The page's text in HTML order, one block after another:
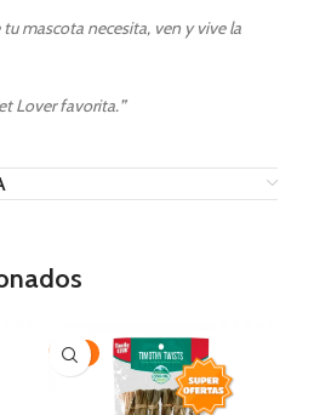
mascota necesita, ven y vive la
Lover favorita.”
-17%